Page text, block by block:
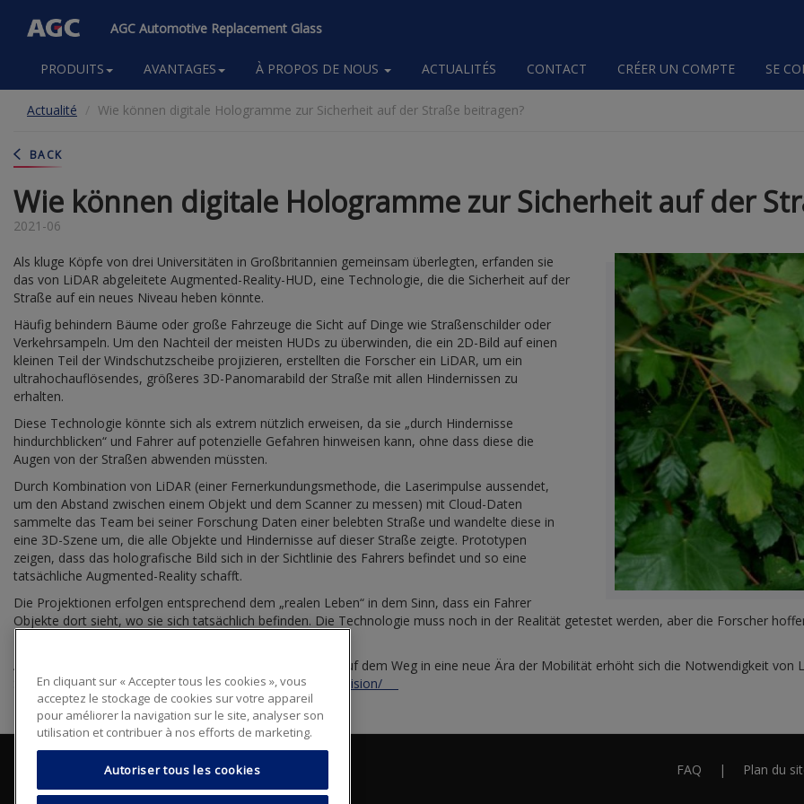
principal
AGC Automotive Replacement Glass
Main
navigation
PRODUITS AVANTAGES À PROPOS DE NOUS ACTUALITÉS CONTACT CRÉER UN COMPTE SE
Actualité Wie können digitale Hologramme zur Sicherheit auf der Straße beitragen?
BACK
Wie können digitale Hologramme zur Sicherheit auf der
2021-06
Als kluge Köpfe von drei Universitäten in Großbritannien gemeinsam überlegten, erfanden sie
das von LiDAR abgeleitete Augmented-Reality-HUD, eine Technologie, die die Sicherheit auf der
Straße auf ein neues Niveau heben könnte.
Häufig behindern Bäume oder große Fahrzeuge die Sicht auf Dinge wie Straßenschilder oder
Verkehrsampeln. Um den Nachteil der meisten HUDs zu überwinden, die ein 2D-Bild auf einen
kleinen Teil der Windschutzscheibe projizieren, erstellten die Forscher ein LiDAR, um ein
ultrahochauflösendes, größeres 3D-Panomarabild der Straße mit allen Hindernissen zu
erhalten.
Diese Technologie könnte sich als extrem nützlich erweisen, da sie „durch Hindernisse
hindurchblicken“ und Fahrer auf potenzielle Gefahren hinweisen kann, ohne dass diese die
Augen von der Straßen abwenden müssten.
Durch Kombination von LiDAR (einer Fernerkundungsmethode, die Laserimpulse aussendet,
um den Abstand zwischen einem Objekt und dem Scanner zu messen) mit Cloud-Daten
sammelte das Team bei seiner Forschung Daten einer belebten Straße und wandelte diese in
eine 3D-Szene um, die alle Objekte und Hindernisse auf dieser Straße zeigte. Prototypen
zeigen, dass das holografische Bild sich in der Sichtlinie des Fahrers befindet und so eine
tatsächliche Augmented-Reality schafft.
Die Projektionen erfolgen entsprechend dem „realen Leben“ in dem Sinn, dass ein Fahrer
Objekte dort sieht, wo sie sich tatsächlich befinden. Die Technologie muss noch in der Realität getestet werden, aber die Forscher
AGC baut seine Erfahrung im LiDAR-Bereich weiter aus. Auf dem Weg in eine neue Ära der Mobilität erhöht sich die Notwendigkeit von
Sensorintegration. Hier erfahren Sie mehr:https://wideye.vision/
Footer
FAQ Plan du
En cliquant sur « Accepter tous les cookies », vous
acceptez le stockage de cookies sur votre appareil
pour améliorer la navigation sur le site, analyser son
utilisation et contribuer à nos efforts de marketing.
Autoriser tous les cookies